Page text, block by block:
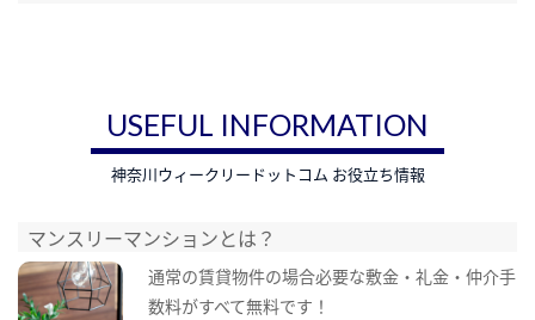
USEFUL INFORMATION
神奈川ウィークリードットコム お役立ち情報
マンスリーマンションとは？
通常の賃貸物件の場合必要な敷金・礼金・仲介手
数料がすべて無料です！